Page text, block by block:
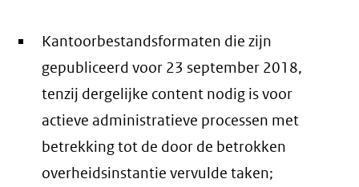
Kantoorbestandsformaten die zijn
gepubliceerd voor 23 september 2018,
tenzij dergelijke content nodig is voor
actieve administratieve processen met
betrekking tot de door de betrokken
overheidsinstantie vervulde taken;